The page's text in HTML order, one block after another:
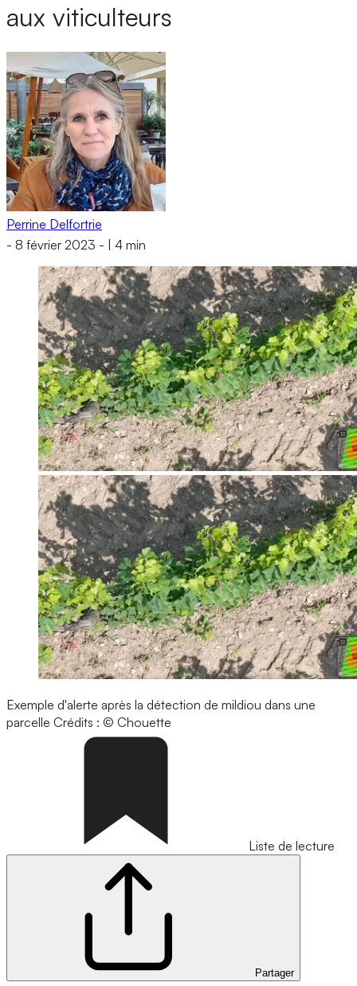
aux viticulteurs
Perrine Delfortrie
- 8 février 2023 - 4 min
Exemple d'alerte après la détection de mildiou dans une
parcelle Crédits : © Chouette
Liste de lecture
Partager